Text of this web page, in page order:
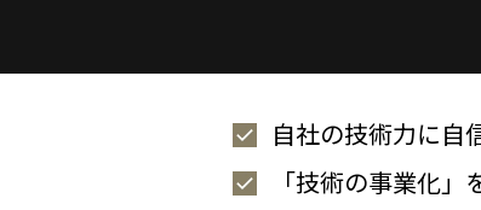
自社の技術力に自
「技術の事業化